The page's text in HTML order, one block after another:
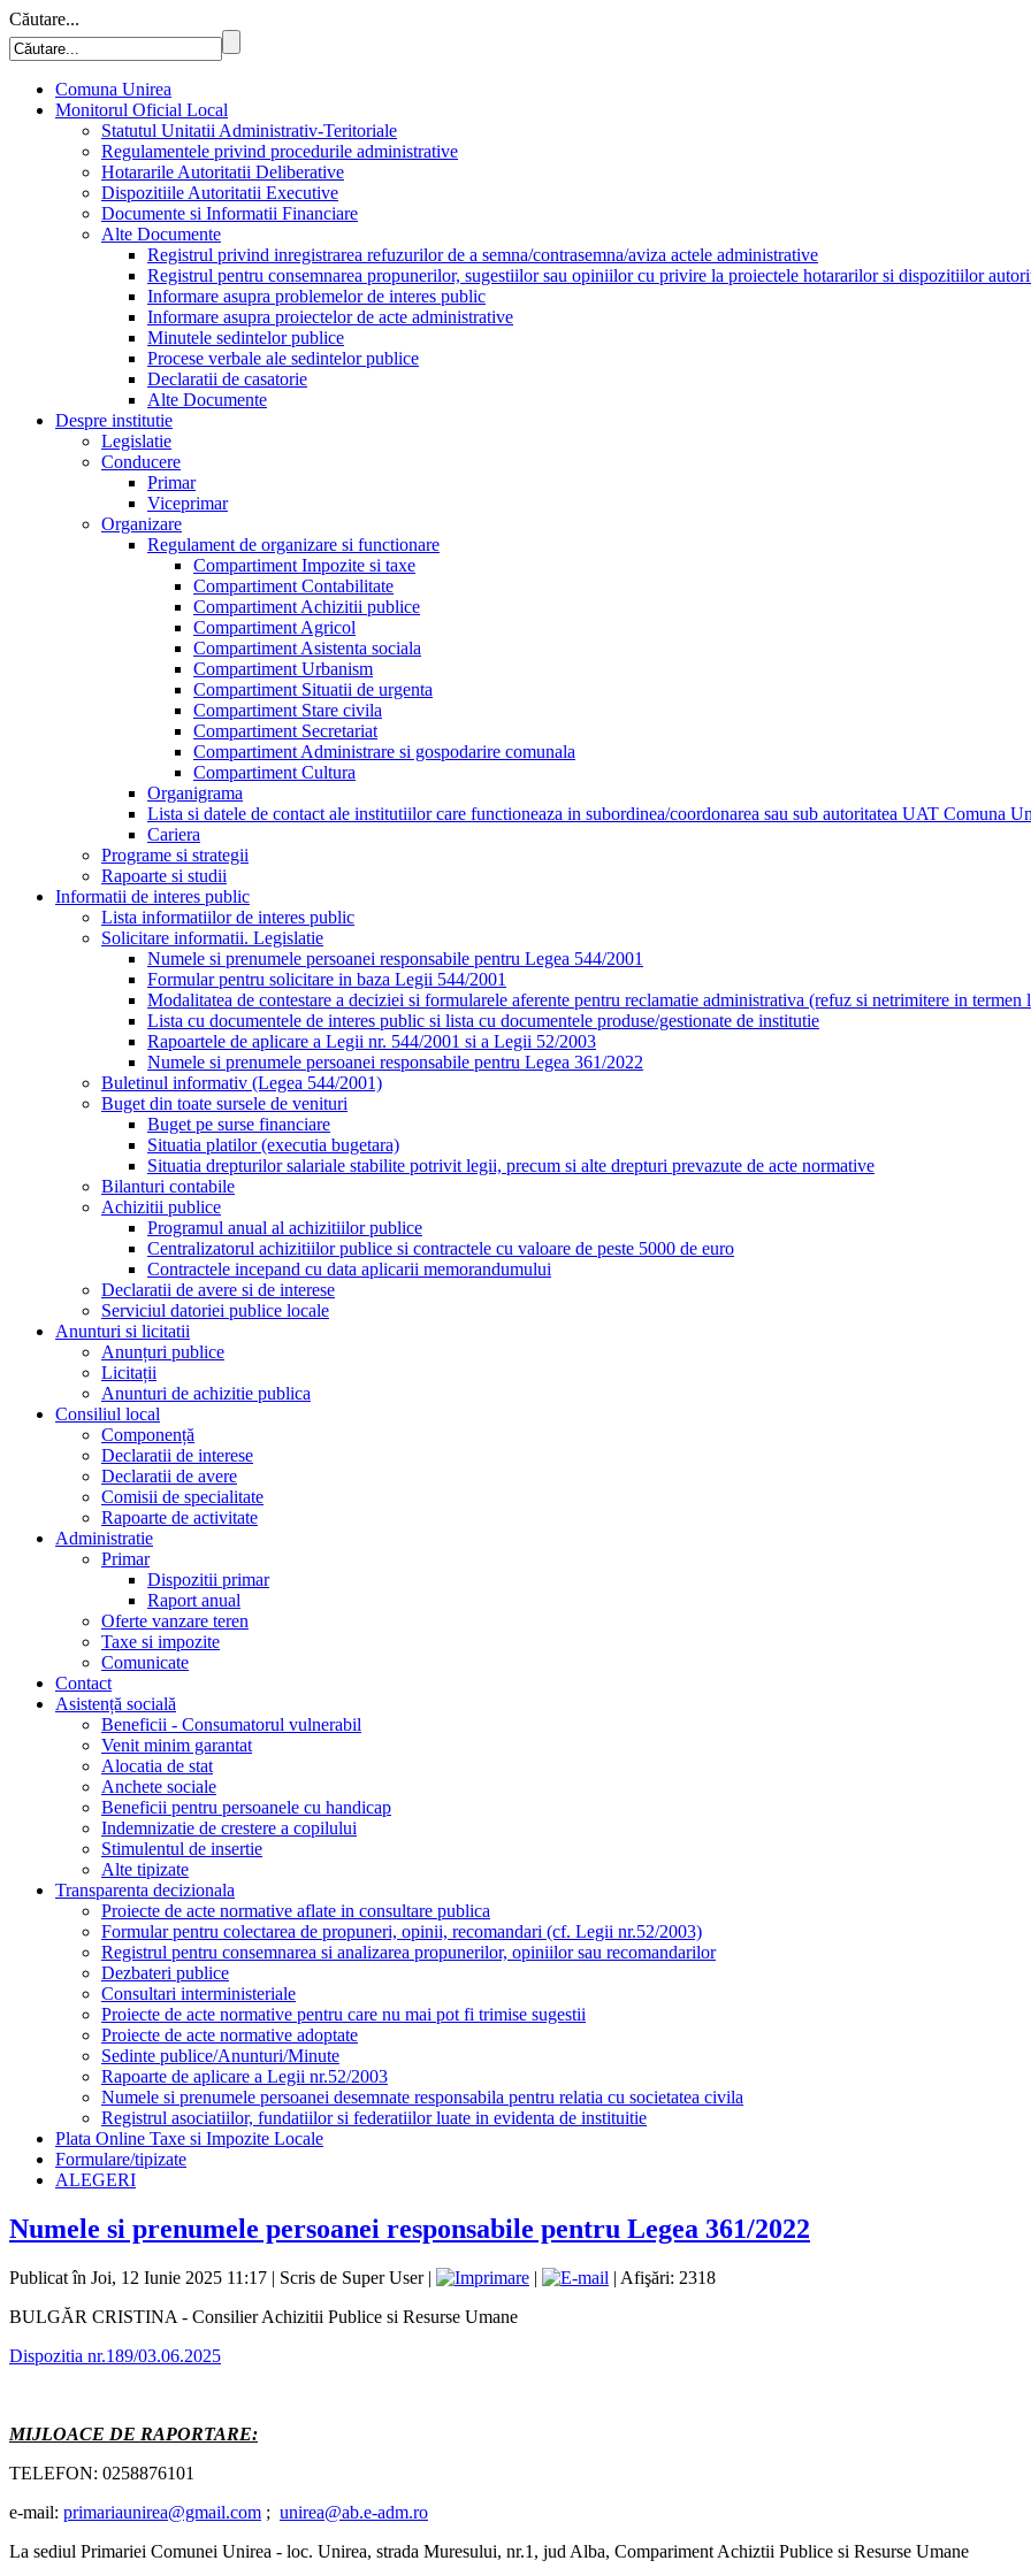
Căutare...
Comuna Unirea
Monitorul Oficial Local
Statutul Unitatii Administrativ-Teritoriale
Regulamentele privind procedurile administrative
Hotararile Autoritatii Deliberative
Dispozitiile Autoritatii Executive
Documente si Informatii Financiare
Alte Documente
Registrul privind inregistrarea refuzurilor de a semna/contrasemna/aviza actele administrative
Registrul pentru consemnarea propunerilor, sugestiilor sau opiniilor cu privire la proiectele hotararilor si dispozitiilor
Informare asupra problemelor de interes public
Informare asupra proiectelor de acte administrative
Minutele sedintelor publice
Procese verbale ale sedintelor publice
Declaratii de casatorie
Alte Documente
Despre institutie
Legislatie
Conducere
Primar
Viceprimar
Organizare
Regulament de organizare si functionare
Compartiment Impozite si taxe
Compartiment Contabilitate
Compartiment Achizitii publice
Compartiment Agricol
Compartiment Asistenta sociala
Compartiment Urbanism
Compartiment Situatii de urgenta
Compartiment Stare civila
Compartiment Secretariat
Compartiment Administrare si gospodarire comunala
Compartiment Cultura
Organigrama
Lista si datele de contact ale institutiilor care functioneaza in subordinea/coordonarea sau sub autoritatea UAT Comuna
Cariera
Programe si strategii
Rapoarte si studii
Informatii de interes public
Lista informatiilor de interes public
Solicitare informatii. Legislatie
Numele si prenumele persoanei responsabile pentru Legea 544/2001
Formular pentru solicitare in baza Legii 544/2001
Modalitatea de contestare a deciziei si formularele aferente pentru reclamatie administrativa (refuz si netrimitere in termen
Lista cu documentele de interes public si lista cu documentele produse/gestionate de institutie
Rapoartele de aplicare a Legii nr. 544/2001 si a Legii 52/2003
Numele si prenumele persoanei responsabile pentru Legea 361/2022
Buletinul informativ (Legea 544/2001)
Buget din toate sursele de venituri
Buget pe surse financiare
Situatia platilor (executia bugetara)
Situatia drepturilor salariale stabilite potrivit legii, precum si alte drepturi prevazute de acte normative
Bilanturi contabile
Achizitii publice
Programul anual al achizitiilor publice
Centralizatorul achizitiilor publice si contractele cu valoare de peste 5000 de euro
Contractele incepand cu data aplicarii memorandumului
Declaratii de avere si de interese
Serviciul datoriei publice locale
Anunturi si licitatii
Anunțuri publice
Licitații
Anunturi de achizitie publica
Consiliul local
Componență
Declaratii de interese
Declaratii de avere
Comisii de specialitate
Rapoarte de activitate
Administratie
Primar
Dispozitii primar
Raport anual
Oferte vanzare teren
Taxe si impozite
Comunicate
Contact
Asistență socială
Beneficii - Consumatorul vulnerabil
Venit minim garantat
Alocatia de stat
Anchete sociale
Beneficii pentru persoanele cu handicap
Indemnizatie de crestere a copilului
Stimulentul de insertie
Alte tipizate
Transparenta decizionala
Proiecte de acte normative aflate in consultare publica
Formular pentru colectarea de propuneri, opinii, recomandari (cf. Legii nr.52/2003)
Registrul pentru consemnarea si analizarea propunerilor, opiniilor sau recomandarilor
Dezbateri publice
Consultari interministeriale
Proiecte de acte normative pentru care nu mai pot fi trimise sugestii
Proiecte de acte normative adoptate
Sedinte publice/Anunturi/Minute
Rapoarte de aplicare a Legii nr.52/2003
Numele si prenumele persoanei desemnate responsabila pentru relatia cu societatea civila
Registrul asociatiilor, fundatiilor si federatiilor luate in evidenta de instituitie
Plata Online Taxe si Impozite Locale
Formulare/tipizate
ALEGERI
Numele si prenumele persoanei responsabile pentru Legea 361/2022
Publicat în Joi, 12 Iunie 2025 11:17 | Scris de Super User| |
| Afişări: 2318
BULGĂR CRISTINA - Consilier Achizitii Publice si Resurse Umane
Dispozitia nr.189/03.06.2025
MIJLOACE DE RAPORTARE:
TELEFON: 0258876101
e-mail: primariaunirea@gmail.com ; unirea@ab.e-adm.ro
La sediul Primariei Comunei Unirea - loc. Unirea, strada Muresului, nr.1, jud Alba, Compariment Achiztii Publice si Resurse Umane